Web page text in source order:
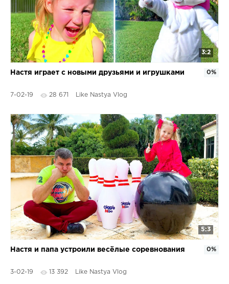
3:2
Настя играет с новыми друзьями и игрушками
7-02-19 28 671 Like Nastya Vlog
0%
5:3
Настя и папа устроили весёлые соревнования
3-02-19 13 392 Like Nastya Vlog
0%